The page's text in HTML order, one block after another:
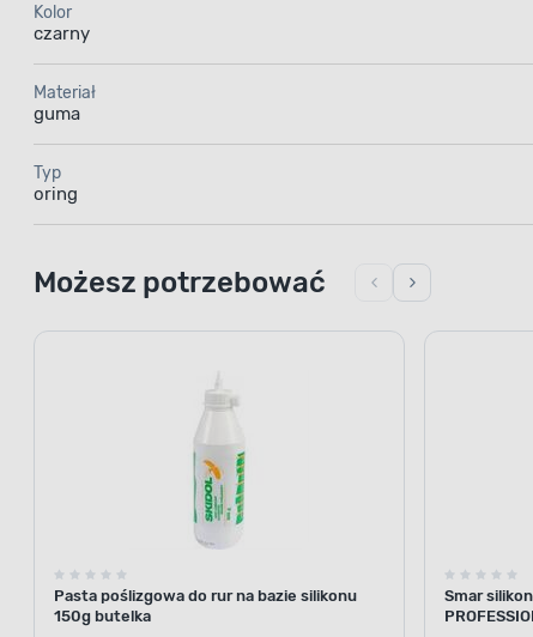
Kolor
czarny
Materiał
guma
Typ
oring
Możesz potrzebować
Pasta poślizgowa do rur na bazie silikonu
150g butelka
Smar